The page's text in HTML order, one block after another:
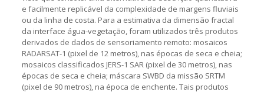
e facilmente replicável da complexidade de margens fluviais
ou da linha de costa. Para a estimativa da dimensão fractal
da interface água-vegetação, foram utilizados três produtos
derivados de dados de sensoriamento remoto: mosaicos
RADARSAT-1 (pixel de 12 metros), nas épocas de seca e cheia;
mosaicos classificados JERS-1 SAR (pixel de 30 metros), nas
épocas de seca e cheia; máscara SWBD da missão SRTM
(pixel de 90 metros), na época de enchente. Tais produtos